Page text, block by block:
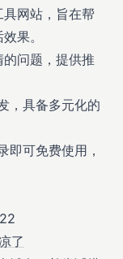
网站，旨在帮
果。
的问题，提供推
，具备多元化的
即可免费使用，
了